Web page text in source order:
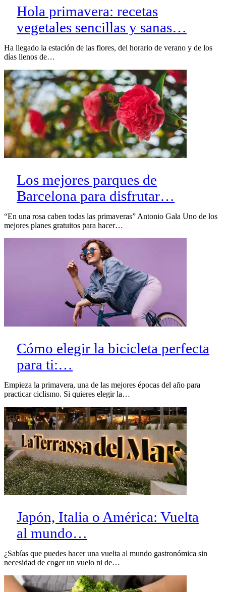
Hola primavera: recetas
vegetales sencillas y sanas…
Ha llegado la estación de las flores, del horario de verano y de los
días llenos de…
Los mejores parques de
Barcelona para disfrutar…
“En una rosa caben todas las primaveras” Antonio Gala Uno de los
mejores planes gratuitos para hacer…
Cómo elegir la bicicleta perfecta
para ti:…
Empieza la primavera, una de las mejores épocas del año para
practicar ciclismo. Si quieres elegir la…
Japón, Italia o América: Vuelta
al mundo…
¿Sabías que puedes hacer una vuelta al mundo gastronómica sin
necesidad de coger un vuelo ni de…